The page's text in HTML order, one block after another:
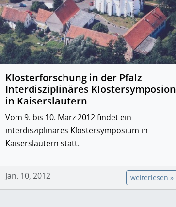
Klosterforschung in der Pfalz
Interdisziplinäres Klostersymposion
in Kaiserslautern
Vom 9. bis 10. März 2012 findet ein
interdisziplinäres Klostersymposium in
Kaiserslautern statt.
Jan. 10, 2012 weiterlesen »